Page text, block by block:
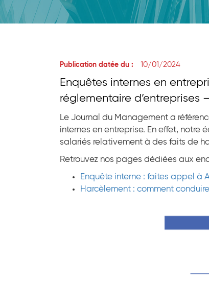
Publication datée du : 10/01/2024
Enquêtes internes en
réglementaire
Le Journal du Management a
internes en entreprise. En effet,
salariés relativement à des faits de
Retrouvez nos pages dédiées aux
Enquête interne : faites appel à
Harcèlement : comment